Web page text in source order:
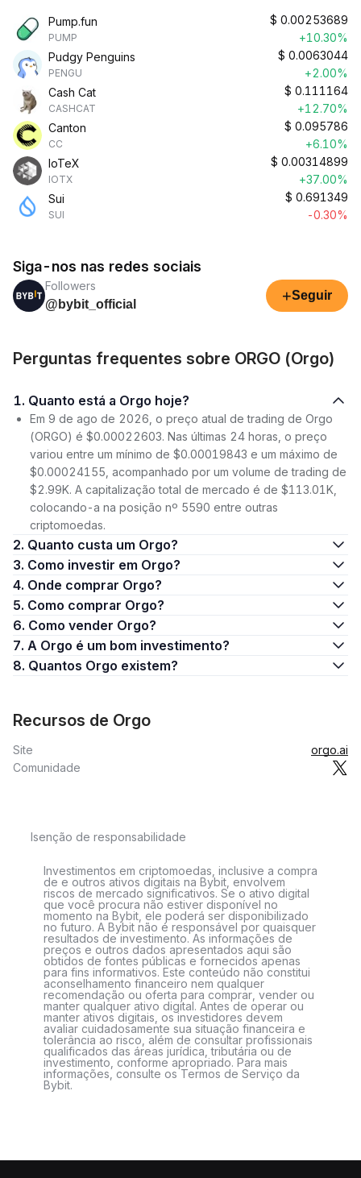
Pump.fun
PUMP
$ 0.00253689
+10.30%
Pudgy Penguins
PENGU
$ 0.0063044
+2.00%
Cash Cat
CASHCAT
$ 0.111164
+12.70%
Canton
CC
$ 0.095786
+6.10%
IoTeX
IOTX
$ 0.00314899
+37.00%
Sui
SUI
$ 0.691349
-0.30%
Siga-nos nas redes sociais
Followers
@bybit_official
+Seguir
Perguntas frequentes sobre ORGO (Orgo)
1. Quanto está a Orgo hoje?
Em 9 de ago de 2026, o preço atual de trading de Orgo
(ORGO) é $0.00022603. Nas últimas 24 horas, o preço
variou entre um mínimo de $0.00019843 e um máximo de
$0.00024155, acompanhado por um volume de trading de
$2.99K. A capitalização total de mercado é de $113.01K,
colocando-a na posição nº 5590 entre outras
criptomoedas.
2. Quanto custa um Orgo?
3. Como investir em Orgo?
4. Onde comprar Orgo?
5. Como comprar Orgo?
6. Como vender Orgo?
7. A Orgo é um bom investimento?
8. Quantos Orgo existem?
Recursos de Orgo
Site
orgo.ai
Comunidade
Isenção de responsabilidade
Investimentos em criptomoedas, inclusive a compra
de e outros ativos digitais na Bybit, envolvem
riscos de mercado significativos. Se o ativo digital
que você procura não estiver disponível no
momento na Bybit, ele poderá ser disponibilizado
no futuro. A Bybit não é responsável por quaisquer
resultados de investimento. As informações de
preços e outros dados apresentados aqui são
obtidos de fontes públicas e fornecidos apenas
para fins informativos. Este conteúdo não constitui
aconselhamento financeiro nem qualquer
recomendação ou oferta para comprar, vender ou
manter qualquer ativo digital. Antes de operar ou
manter ativos digitais, os investidores devem
avaliar cuidadosamente sua situação financeira e
tolerância ao risco, além de consultar profissionais
qualificados das áreas jurídica, tributária ou de
investimento, conforme apropriado. Para mais
informações, consulte os Termos de Serviço da
Bybit.